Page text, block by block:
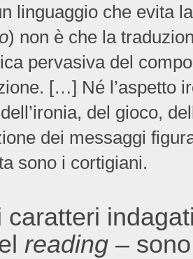
linguaggio che evita
) non è che la
pervasiva del
[…] Né l’aspetto
del gioco,
dei messaggi
sono i cortigiani.
caratteri
reading –